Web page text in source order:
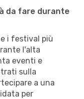
da fare durante
i festival più
l'alta
eventi e
sulla
a una
per